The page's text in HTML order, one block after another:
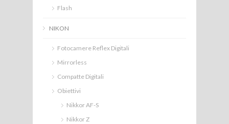
Flash
NIKON
Fotocamere Reflex Digitali
Mirrorless
Compatte Digitali
Obiettivi
Nikkor AF-S
Nikkor Z